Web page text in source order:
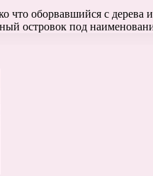
что оборвавшийся с дерева
островок под